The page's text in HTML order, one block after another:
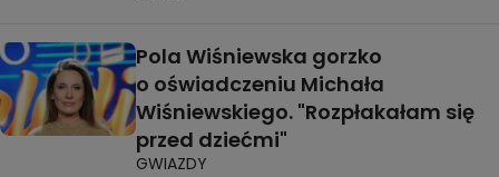
Pola Wiśniewska gorzko
o oświadczeniu Michała
Wiśniewskiego. "Rozpłakałam się
przed dziećmi"
GWIAZDY